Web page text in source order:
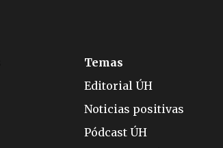
Temas
Editorial ÚH
Noticias positivas
Pódcast ÚH